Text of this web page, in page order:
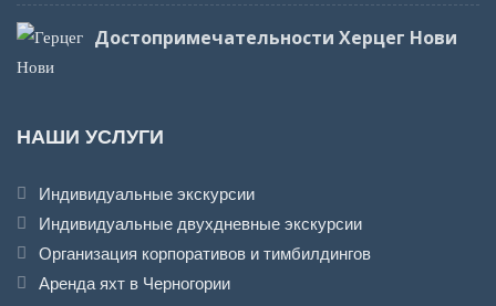
Достопримечательности Херцег Нови
НАШИ УСЛУГИ
Индивидуальные экскурсии
Индивидуальные двухдневные экскурсии
Организация корпоративов и тимбилдингов
Аренда яхт в Черногории